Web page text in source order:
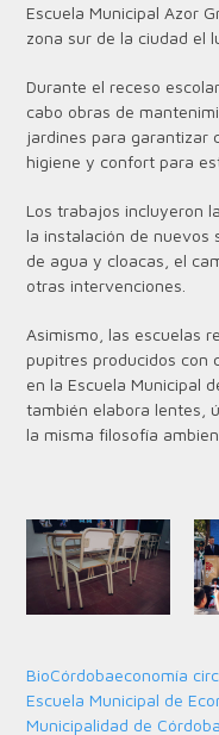
Escuela Municipal Azor
zona sur de la ciudad el
Durante el receso
cabo obras de
jardines para garantizar
higiene y confort para
Los trabajos incluyeron
la instalación de nuevos
de agua y cloacas, el
otras intervenciones.
Asimismo, las escuelas
pupitres producidos con
en la Escuela Municipal
también elabora lentes,
la misma filosofía
BioCórdobaeconomía
Escuela Municipal de
Municipalidad de Córdoba